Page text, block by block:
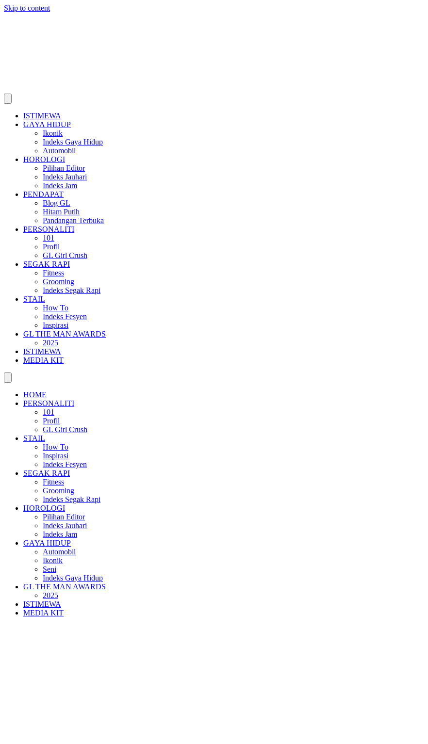
Skip to content
ISTIMEWA
GAYA HIDUP
Ikonik
Indeks Gaya Hidup
Automobil
HOROLOGI
Pilihan Editor
Indeks Jauhari
Indeks Jam
PENDAPAT
Blog GL
Hitam Putih
Pandangan Terbuka
PERSONALITI
101
Profil
GL Girl Crush
SEGAK RAPI
Fitness
Grooming
Indeks Segak Rapi
STAIL
How To
Indeks Fesyen
Inspirasi
GL THE MAN AWARDS
2025
ISTIMEWA
MEDIA KIT
HOME
PERSONALITI
101
Profil
GL Girl Crush
STAIL
How To
Inspirasi
Indeks Fesyen
SEGAK RAPI
Fitness
Grooming
Indeks Segak Rapi
HOROLOGI
Pilihan Editor
Indeks Jauhari
Indeks Jam
GAYA HIDUP
Automobil
Ikonik
Seni
Indeks Gaya Hidup
GL THE MAN AWARDS
2025
ISTIMEWA
MEDIA KIT